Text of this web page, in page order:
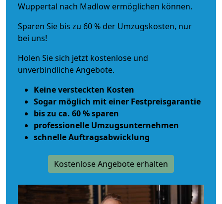
Wuppertal nach Madlow ermöglichen können.
Sparen Sie bis zu 60 % der Umzugskosten, nur
bei uns!
Holen Sie sich jetzt kostenlose und
unverbindliche Angebote.
Keine versteckten Kosten
Sogar möglich mit einer Festpreisgarantie
bis zu ca. 60 % sparen
professionelle Umzugsunternehmen
schnelle Auftragsabwicklung
Kostenlose Angebote erhalten